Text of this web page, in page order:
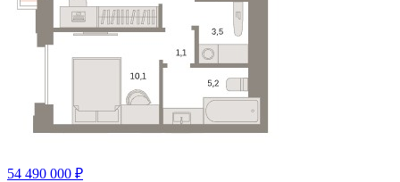
54 490 000 ₽